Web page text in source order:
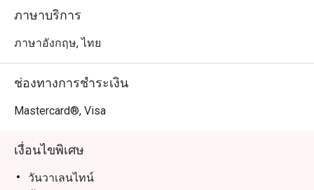
เหมาะสำหรับทั้งคนท้องถิ่นและนักท่องเที่ยว ไม่ว่าจะเป็นมื้อ
พิเศษกับครอบครัว มื้อกลางวันทางธุรกิจ หรือบรันช์วันหยุด
สุดสัปดาห์ คนท้องถิ่นจะประทับใจกับความหลากหลายและ
รถไฟฟ้า
การจองผ่านแอปหรือเว็บไซต์ Eatigo คือวิธีที่ฉลาดที่สุดใน
รับส่วนลดพิเศษตามช่วงเวลาได้สูงสุดถึง 50% จากราคา
ภาษาบริการ
ภาษาอังกฤษ, ไทย
ช่องทางการชำระเงิน
Mastercard®, Visa
เงื่อนไขพิเศษ
วันวาเลนไทน์